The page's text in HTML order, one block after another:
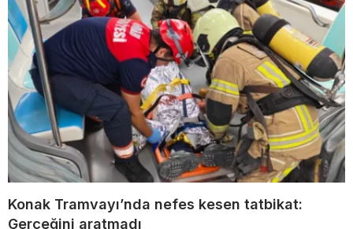
Konak Tramvayı’nda nefes kesen tatbikat:
Gerçeğini aratmadı